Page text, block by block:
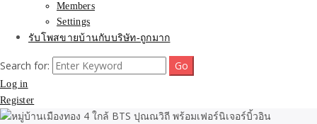
Members
Settings
รับโพสขายบ้านกับบริษัท-ถูกมาก
Search for:
Log in
Register